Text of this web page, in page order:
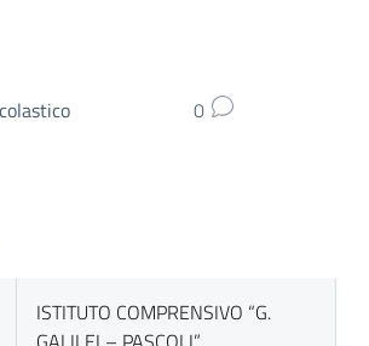
0
ISTITUTO COMPRENSIVO “G.